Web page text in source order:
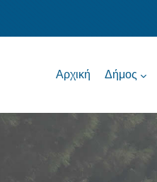
Αρχική Δήμος